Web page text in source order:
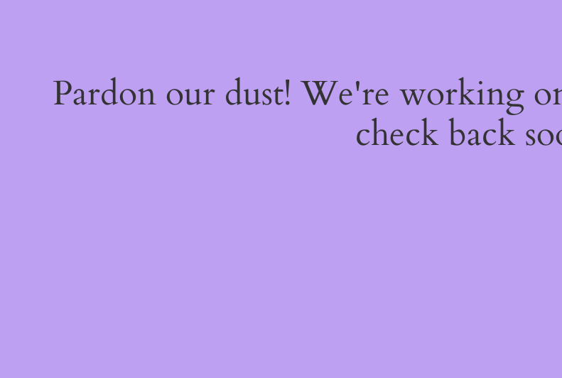
Pardon our dust! We're working
check back